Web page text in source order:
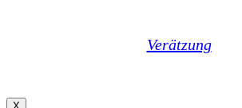
Verätzung